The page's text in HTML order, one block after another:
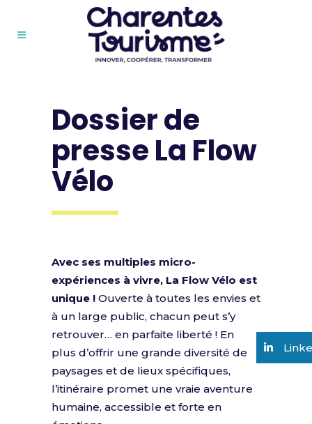
Dossier de
presse La Flow
Vélo
Avec ses multiples micro-
expériences à vivre, La Flow Vélo est
unique ! Ouverte à toutes les envies et
à un large public, chacun peut s’y
retrouver… en parfaite liberté ! En
plus d’offrir une grande diversité de
paysages et de lieux spécifiques,
l’itinéraire promet une vraie aventure
humaine, accessible et forte en